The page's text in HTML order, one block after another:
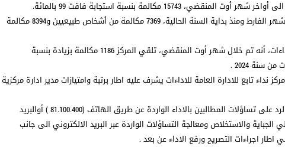
15743 مكالمة بنسبة استجابة فاقت 99 بالمائة.
وتلقى المركز، الى أواخر الشهر الفارط ومنذ بداية السنة الحالية، 7369 مكالمة من أشخاص طبيعيين و8394 مكالمة
ولاحظت الادارة العامة للاداءات، أنه تم خلال شهر أوت المنقضي، تلقي المركز 1186 مكالمة بزيادة بنسبة
نداء تابع للادارة العامة للاداءات يشرف عليه اطار برتبة وامتيازات مدير ادارة مركزية
وترتكز مهمته أساسا في الرد على تساؤلات المطالبين بالاداء الواردة عن طريق الهاتف (81.100.400 ) أوالبريد
الجباية والاستخلاص ومعالجة التساؤلات الواردة عبر البريد الالكتروني الى جانب
اطار اجراءات التصريح ورفع الاداء عن بعد .